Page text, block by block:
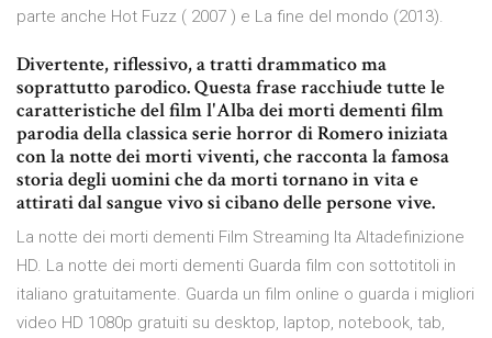
parte anche Hot Fuzz ( 2007 ) e La fine del mondo (2013).
Divertente, riflessivo, a tratti drammatico ma
soprattutto parodico. Questa frase racchiude tutte le
caratteristiche del film l'Alba dei morti dementi film
parodia della classica serie horror di Romero iniziata
con la notte dei morti viventi, che racconta la famosa
storia degli uomini che da morti tornano in vita e
attirati dal sangue vivo si cibano delle persone vive.
La notte dei morti dementi Film Streaming Ita Altadefinizione
HD. La notte dei morti dementi Guarda film con sottotitoli in
italiano gratuitamente. Guarda un film online o guarda i migliori
video HD 1080p gratuiti su desktop, laptop, notebook, tab,